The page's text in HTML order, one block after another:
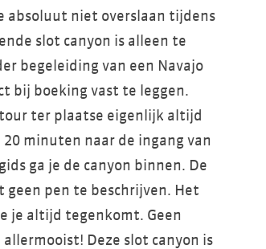
absoluut niet overslaan tijdens
slot canyon is alleen te
begeleiding van een Navajo
bij boeking vast te leggen.
ter plaatse eigenlijk altijd
minuten naar de ingang van
ga je de canyon binnen. De
pen te beschrijven. Het
je altijd tegenkomt. Geen
Deze slot canyon is